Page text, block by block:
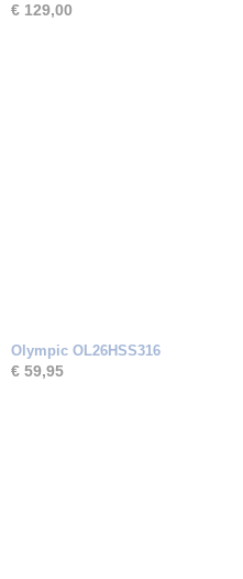
€ 129,00
Olympic OL26HSS316
€ 59,95